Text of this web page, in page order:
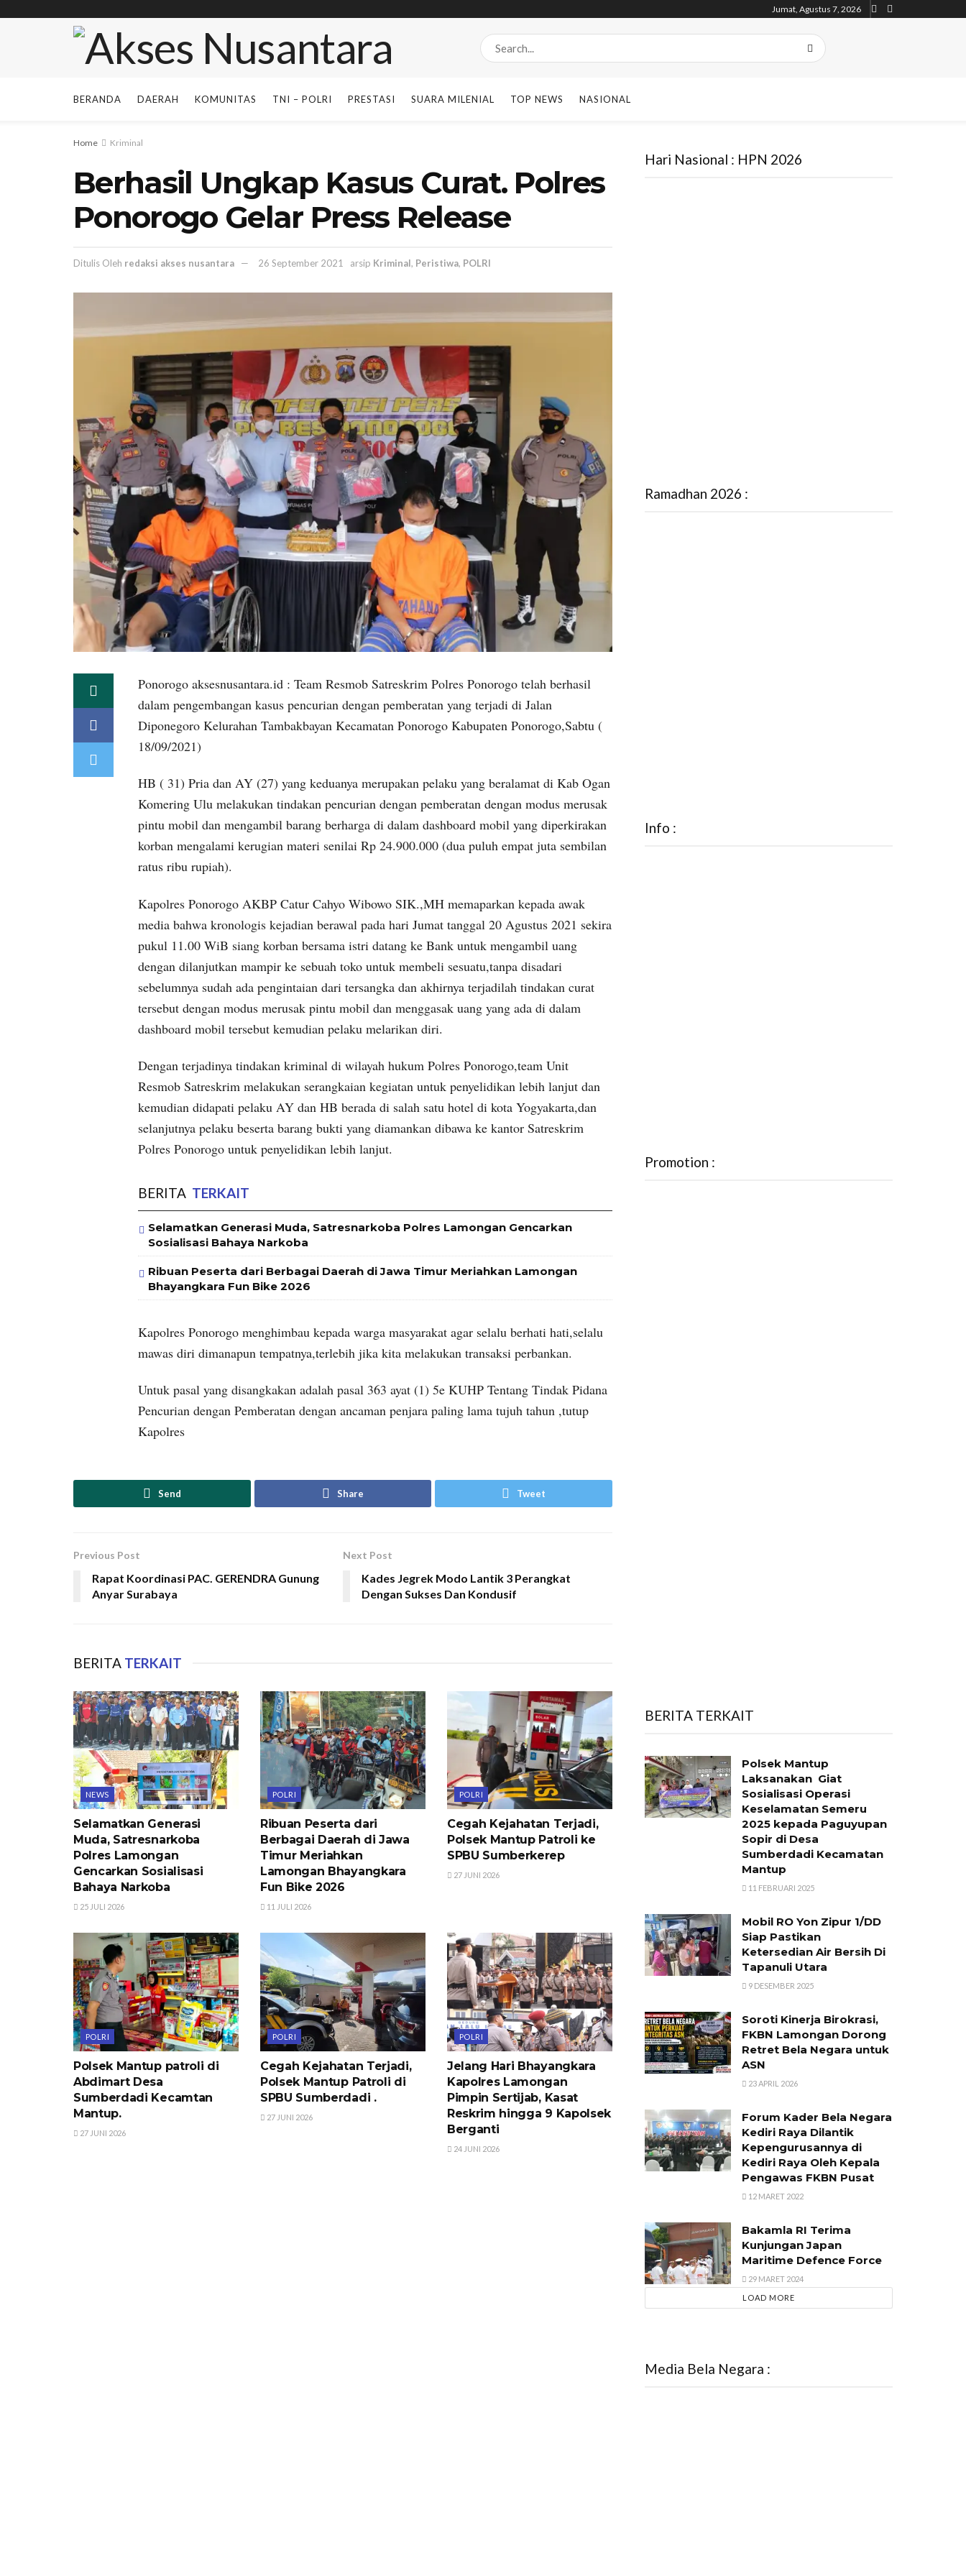
Jumat, Agustus 7, 2026
BERANDA DAERAH KOMUNITAS TNI – POLRI PRESTASI SUARA MILENIAL TOP NEWS NASIONAL
Home Kriminal
Berhasil Ungkap Kasus Curat. Polres
Ponorogo Gelar Press Release
Ditulis Oleh redaksi akses nusantara 26 September 2021 arsip Kriminal, Peristiwa, POLRI
Ponorogo aksesnusantara.id : Team Resmob Satreskrim Polres Ponorogo telah berhasil
dalam pengembangan kasus pencurian dengan pemberatan yang terjadi di Jalan
Diponegoro Kelurahan Tambakbayan Kecamatan Ponorogo Kabupaten Ponorogo,Sabtu (
18/09/2021)
HB ( 31) Pria dan AY (27) yang keduanya merupakan pelaku yang beralamat di Kab Ogan
Komering Ulu melakukan tindakan pencurian dengan pemberatan dengan modus merusak
pintu mobil dan mengambil barang berharga di dalam dashboard mobil yang diperkirakan
korban mengalami kerugian materi senilai Rp 24.900.000 (dua puluh empat juta sembilan
ratus ribu rupiah).
Kapolres Ponorogo AKBP Catur Cahyo Wibowo SIK.,MH memaparkan kepada awak
media bahwa kronologis kejadian berawal pada hari Jumat tanggal 20 Agustus 2021 sekira
pukul 11.00 WiB siang korban bersama istri datang ke Bank untuk mengambil uang
dengan dilanjutkan mampir ke sebuah toko untuk membeli sesuatu,tanpa disadari
sebelumnya sudah ada pengintaian dari tersangka dan akhirnya terjadilah tindakan curat
tersebut dengan modus merusak pintu mobil dan menggasak uang yang ada di dalam
dashboard mobil tersebut kemudian pelaku melarikan diri.
Dengan terjadinya tindakan kriminal di wilayah hukum Polres Ponorogo,team Unit
Resmob Satreskrim melakukan serangkaian kegiatan untuk penyelidikan lebih lanjut dan
kemudian didapati pelaku AY dan HB berada di salah satu hotel di kota Yogyakarta,dan
selanjutnya pelaku beserta barang bukti yang diamankan dibawa ke kantor Satreskrim
Polres Ponorogo untuk penyelidikan lebih lanjut.
BERITA TERKAIT
Selamatkan Generasi Muda, Satresnarkoba Polres Lamongan Gencarkan
Sosialisasi Bahaya Narkoba
Ribuan Peserta dari Berbagai Daerah di Jawa Timur Meriahkan Lamongan
Bhayangkara Fun Bike 2026
Kapolres Ponorogo menghimbau kepada warga masyarakat agar selalu berhati hati,selalu
mawas diri dimanapun tempatnya,terlebih jika kita melakukan transaksi perbankan.
Untuk pasal yang disangkakan adalah pasal 363 ayat (1) 5e KUHP Tentang Tindak Pidana
Pencurian dengan Pemberatan dengan ancaman penjara paling lama tujuh tahun ,tutup
Kapolres
Send Share Tweet
Previous Post
Rapat Koordinasi PAC. GERENDRA Gunung
Anyar Surabaya
Next Post
Kades Jegrek Modo Lantik 3 Perangkat
Dengan Sukses Dan Kondusif
BERITA TERKAIT
NEWS
Selamatkan Generasi
Muda, Satresnarkoba
Polres Lamongan
Gencarkan Sosialisasi
Bahaya Narkoba
25 JULI 2026
POLRI
Ribuan Peserta dari
Berbagai Daerah di Jawa
Timur Meriahkan
Lamongan Bhayangkara
Fun Bike 2026
11 JULI 2026
POLRI
Cegah Kejahatan Terjadi,
Polsek Mantup Patroli ke
SPBU Sumberkerep
27 JUNI 2026
POLRI
Polsek Mantup patroli di
Abdimart Desa
Sumberdadi Kecamtan
Mantup.
27 JUNI 2026
POLRI
Cegah Kejahatan Terjadi,
Polsek Mantup Patroli di
SPBU Sumberdadi .
27 JUNI 2026
POLRI
Jelang Hari Bhayangkara
Kapolres Lamongan
Pimpin Sertijab, Kasat
Reskrim hingga 9 Kapolsek
Berganti
24 JUNI 2026
Hari Nasional : HPN 2026
Ramadhan 2026 :
Info :
Promotion :
BERITA TERKAIT
Polsek Mantup
Laksanakan Giat
Sosialisasi Operasi
Keselamatan Semeru
2025 kepada Paguyupan
Sopir di Desa
Sumberdadi Kecamatan
Mantup
11 FEBRUARI 2025
Mobil RO Yon Zipur 1/DD
Siap Pastikan
Ketersedian Air Bersih Di
Tapanuli Utara
9 DESEMBER 2025
Soroti Kinerja Birokrasi,
FKBN Lamongan Dorong
Retret Bela Negara untuk
ASN
23 APRIL 2026
Forum Kader Bela Negara
Kediri Raya Dilantik
Kepengurusannya di
Kediri Raya Oleh Kepala
Pengawas FKBN Pusat
12 MARET 2022
Bakamla RI Terima
Kunjungan Japan
Maritime Defence Force
29 MARET 2024
LOAD MORE
Media Bela Negara :